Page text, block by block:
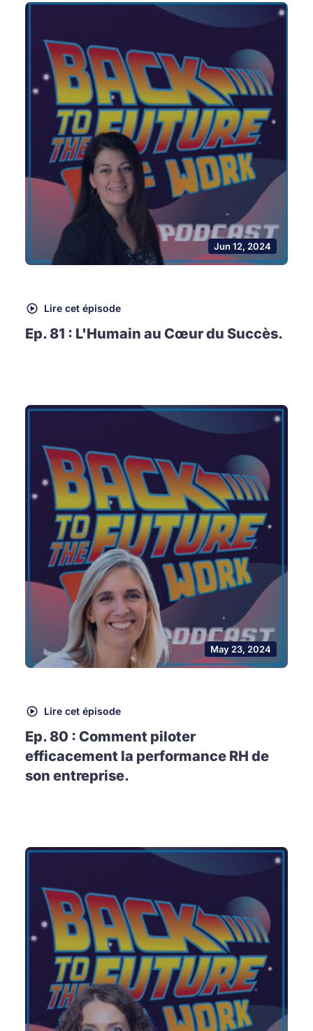
Jun 12, 2024
Lire cet épisode
Ep. 81 : L'Humain au Cœur du Succès.
May 23, 2024
Lire cet épisode
Ep. 80 : Comment piloter
efficacement la performance RH de
son entreprise.